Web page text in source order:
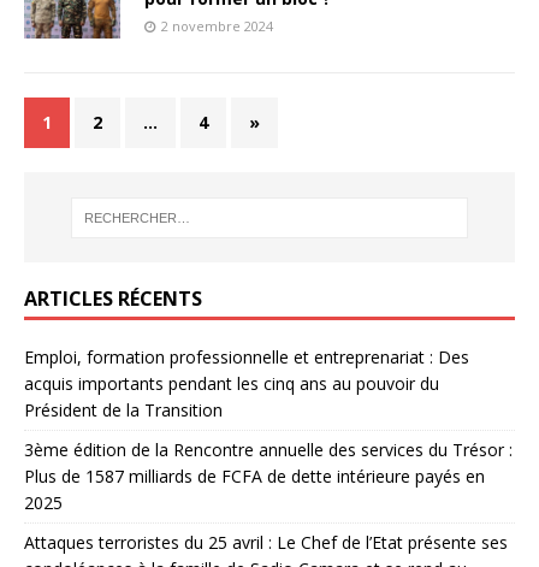
2 novembre 2024
1 2 … 4 »
ARTICLES RÉCENTS
Emploi, formation professionnelle et entreprenariat : Des
acquis importants pendant les cinq ans au pouvoir du
Président de la Transition
3ème édition de la Rencontre annuelle des services du Trésor :
Plus de 1587 milliards de FCFA de dette intérieure payés en
2025
Attaques terroristes du 25 avril : Le Chef de l’Etat présente ses